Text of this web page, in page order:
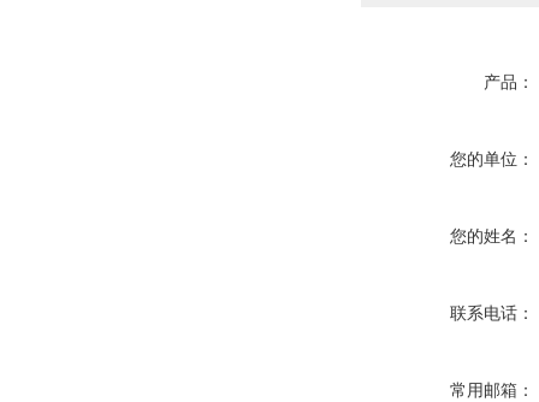
产品：
您的单位：
您的姓名：
联系电话：
常用邮箱：